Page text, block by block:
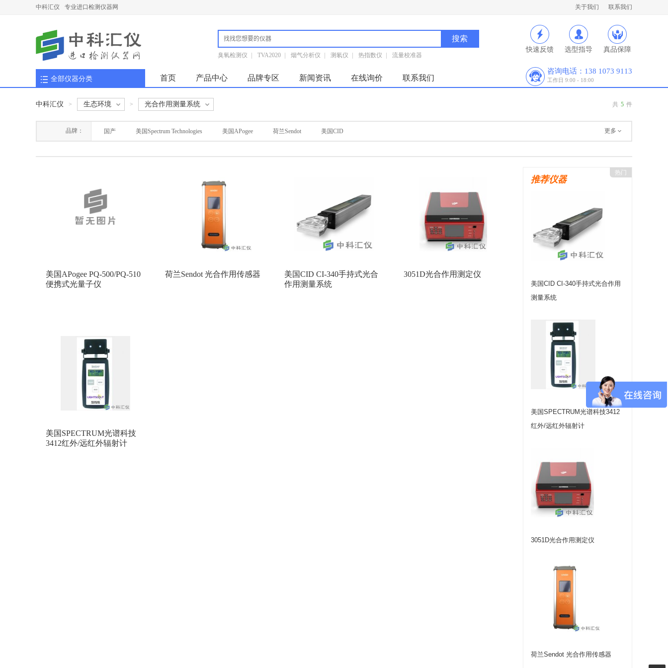
中科汇仪 专业进口检测仪器网 关于我们 联系我们
快速反馈 选型指导 真品保障
臭氧检测仪 TVA2020 烟气分析仪 测氡仪 热指数仪 流量校准器
首页 产品中心 品牌专区 新闻资讯 在线询价 联系我们
咨询电话：138 1073 9113
工作日 9:00 - 18:00
全部仪器分类
共 5 件
中科汇仪 > 生态环境 > 光合作用测量系统
品牌： 国产 美国Spectrum Technologies 美国APogee 荷兰Sendot 美国CID 更多
美国APogee PQ-500/PQ-510
便携式光量子仪
荷兰Sendot 光合作用传感器
美国CID CI-340手持式光合
作用测量系统
3051D光合作用测定仪
美国SPECTRUM光谱科技
3412红外/远红外辐射计
热门
推荐仪器
美国CID CI-340手持式光合作用
测量系统
美国SPECTRUM光谱科技3412
红外/远红外辐射计
3051D光合作用测定仪
荷兰Sendot 光合作用传感器